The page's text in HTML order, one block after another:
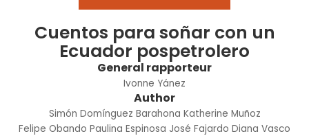
Cuentos para soñar con un
Ecuador pospetrolero
General rapporteur
Ivonne Yánez
Author
Simón Domínguez Barahona Katherine Muñoz
Felipe Obando Paulina Espinosa José Fajardo Diana Vasco